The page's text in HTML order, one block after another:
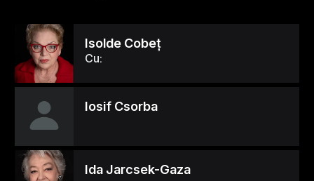
Isolde Cobeţ
Cu:
Iosif Csorba
Ida Jarcsek-Gaza